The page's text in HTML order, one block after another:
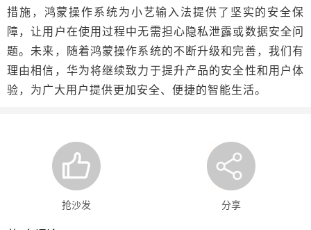
措施，鸿蒙操作系统为小艺输入法提供了坚实的安全保
障，让用户在使用过程中无需担心隐私泄露或数据安全问
题。未来，随着鸿蒙操作系统的不断升级和完善，我们有
理由相信，华为将继续致力于提升产品的安全性和用户体
验，为广大用户提供更加安全、便捷的智能生活。
抢沙发 分享